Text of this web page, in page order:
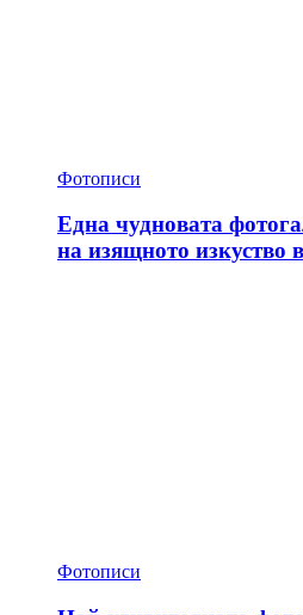
Фотописи
Една чудновата
на изящното изкуство
Фотописи